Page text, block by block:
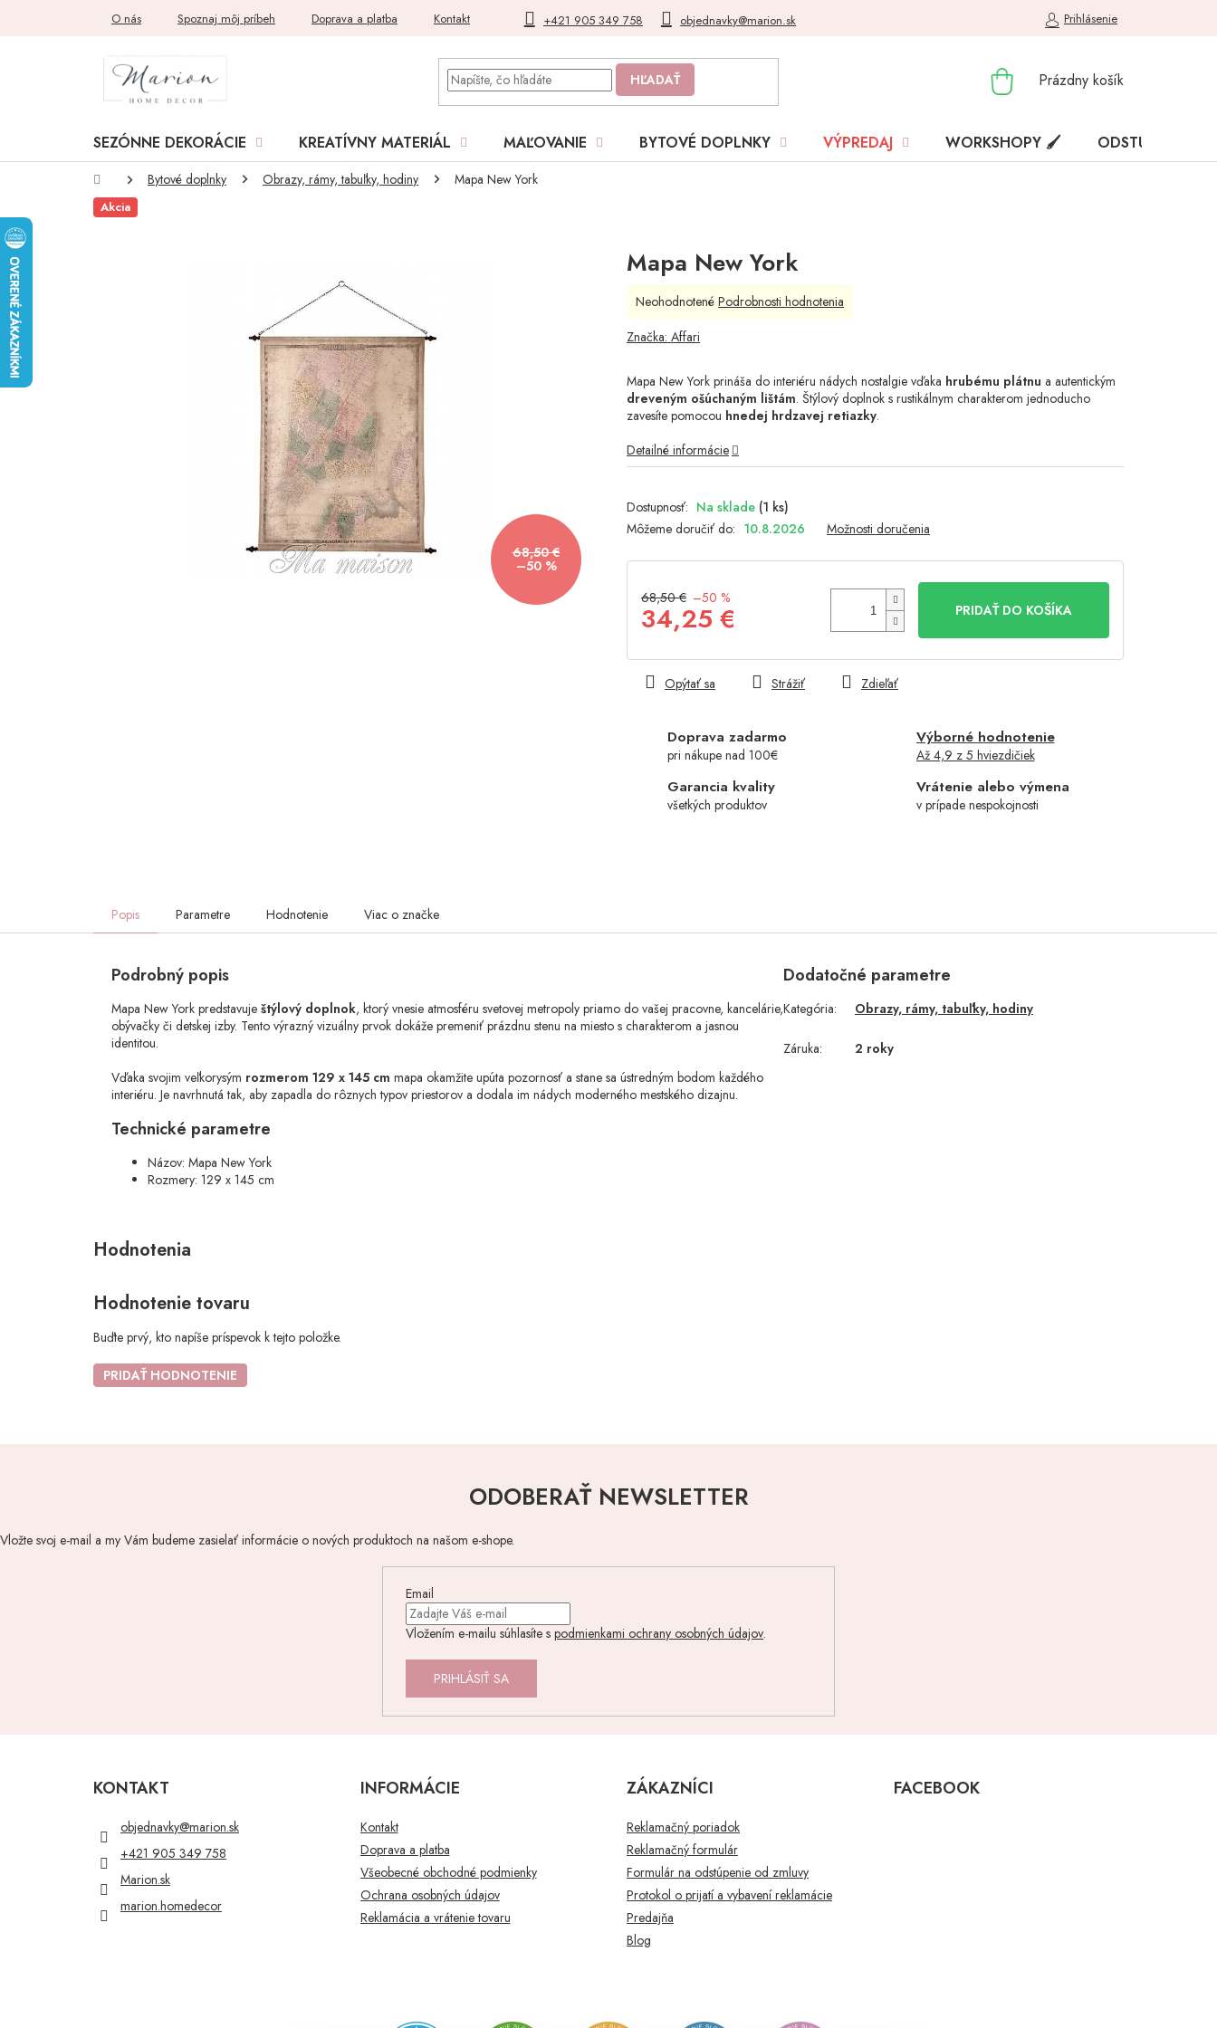
+421 905 349 758 objednavky@marion.sk
O nás Spoznaj môj príbeh Doprava a platba Kontakt Blog Moja objednávka Prihlásenie
HĽADAŤ
NÁKUPNÝ
Prázdny košík
SEZÓNNE DEKORÁCIE KREATÍVNY MATERIÁL MAĽOVANIE BYTOVÉ DOPLNKY VÝPREDAJ WORKSHOPY 🖌️ ODSTÚPENIE
DomovBytové doplnky Obrazy, rámy, tabuľky, hodiny Mapa New York
Akcia
68,50 €
–50 %
Mapa New York
Na sklade (1 ks)
Môžeme doručiť do: 10.8.2026 Možnosti doručenia
68,50 € –50 %
34,25 €
cena:
PRIDAŤ DO KOŠÍKA
Doprava zadarmo
pri nákupe nad 100€
Výborné hodnotenie
Až 4,9 z 5 hviezdičiek
Garancia kvality
všetkých produktov
Vrátenie alebo výmena
v prípade nespokojnosti
Mapa New York prináša do interiéru nádych nostalgie vďaka hrubému plátnu a autentickým
dreveným ošúchaným lištám. Štýlový doplnok s rustikálnym charakterom jednoducho
zavesíte pomocou hnedej hrdzavej retiazky.
Detailné informácie
Opýtať sa Strážiť Zdieľať
Priemerné
produktu
z
5
hviezdičiek.
Neohodnotené Podrobnosti hodnotenia
Značka: Affari
Popis Parametre Hodnotenie Viac o značke
Podrobný popis
Mapa New York predstavuje štýlový doplnok, ktorý vnesie atmosféru svetovej metropoly priamo do vašej pracovne, kancelárie,
obývačky či detskej izby. Tento výrazný vizuálny prvok dokáže premeniť prázdnu stenu na miesto s charakterom a jasnou
identitou.
Vďaka svojim veľkorysým rozmerom 129 x 145 cm mapa okamžite upúta pozornosť a stane sa ústredným bodom každého
interiéru. Je navrhnutá tak, aby zapadla do rôznych typov priestorov a dodala im nádych moderného mestského dizajnu.
Technické parametre
Názov: Mapa New York
Rozmery: 129 x 145 cm
Dodatočné parametre
Kategória: Obrazy, rámy, tabuľky, hodiny
Záruka: 2 roky
Hodnotenie tovaru
Buďte prvý, kto napíše príspevok k tejto položke.
PRIDAŤ HODNOTENIE
ODOBERAŤ NEWSLETTER
Vložte svoj e-mail a my Vám budeme zasielať informácie o nových produktoch na našom e-shope.
Email
Vložením e-mailu súhlasíte s podmienkami ochrany osobných údajov.
PRIHLÁSIŤ SA
KONTAKT
objednavky@marion.sk
+421 905 349 758
Marion.sk
marion.homedecor
INFORMÁCIE
Kontakt
Doprava a platba
Všeobecné obchodné podmienky
Ochrana osobných údajov
Reklamácia a vrátenie tovaru
ZÁKAZNÍCI
Reklamačný poriadok
Reklamačný formulár
Formulár na odstúpenie od zmluvy
Protokol o prijatí a vybavení reklamácie
Predajňa
Blog
FACEBOOK